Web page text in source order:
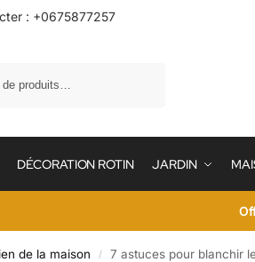
: +0675877257
DÉCORATION ROTIN JARDIN
de la maison / 7 astuces pour blanchir